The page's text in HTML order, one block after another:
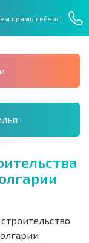
прямо сейчас!
ительства
лгарии